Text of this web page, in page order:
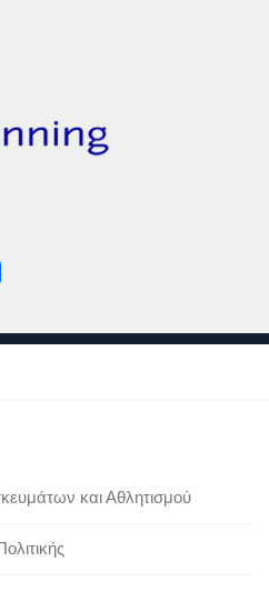
και Αθλητισμού